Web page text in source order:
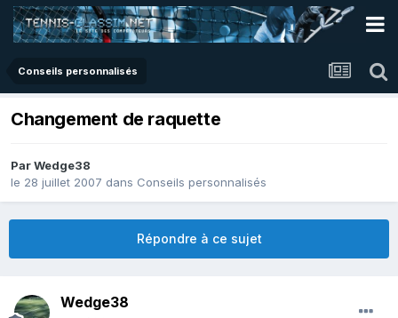
Conseils personnalisés
Changement de raquette
ParWedge38
le 28 juillet 2007 dans Conseils personnalisés
Répondre à ce sujet
Wedge38